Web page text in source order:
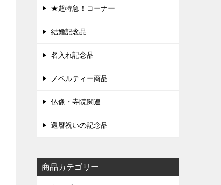
★超特急！コーナー
結婚記念品
名入れ記念品
ノベルティー商品
仏像・寺院関連
還暦祝いの記念品
商品カテゴリー